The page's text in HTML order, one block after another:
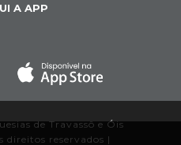
A APP
de Travassô e Óis
direitos reservados |